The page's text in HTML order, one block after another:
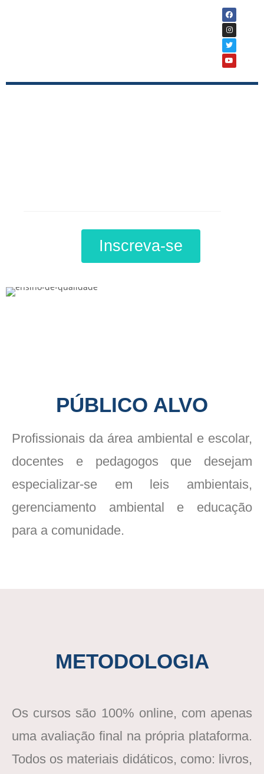
Inscreva-se
PÚBLICO ALVO
Profissionais da área ambiental e escolar,
docentes e pedagogos que desejam
especializar-se em leis ambientais,
gerenciamento ambiental e educação
para a comunidade.
METODOLOGIA
Os cursos são 100% online, com apenas
uma avaliação final na própria plataforma.
Todos os materiais didáticos, como: livros,